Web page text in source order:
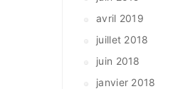
avril 2019
juillet 2018
juin 2018
janvier 2018